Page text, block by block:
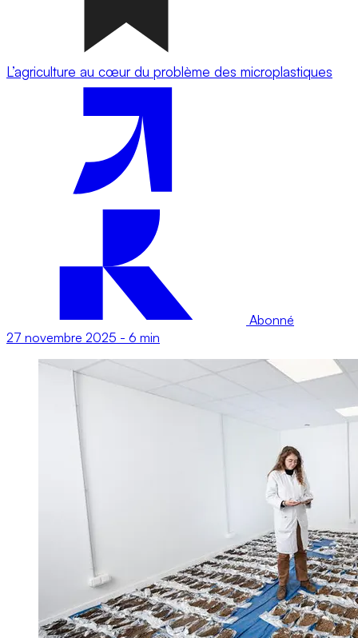
L’agriculture au cœur du problème des microplastiques
Abonné
27 novembre 2025 - 6 min